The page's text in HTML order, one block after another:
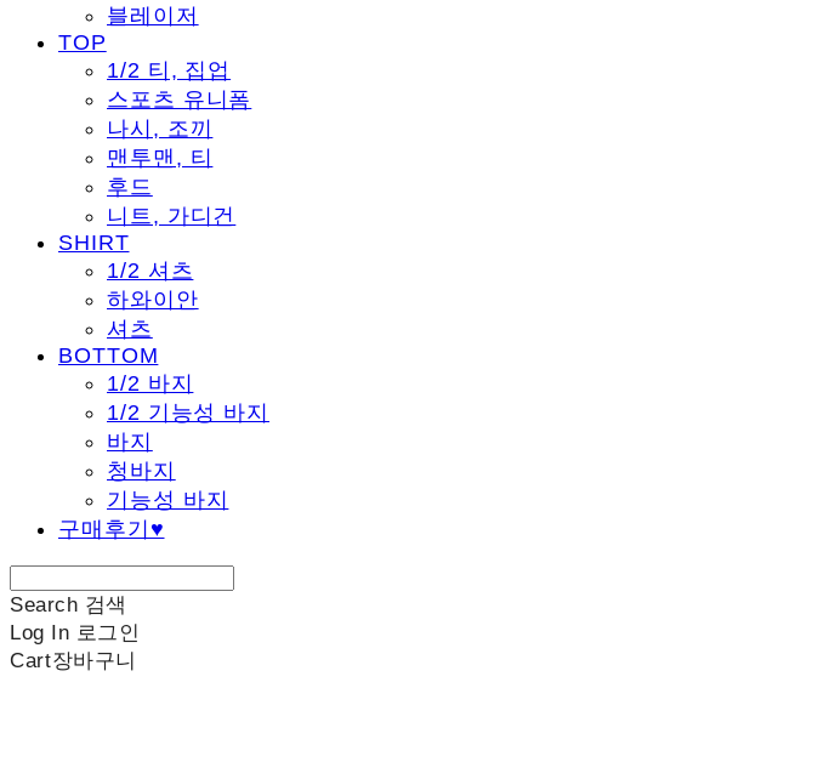
블레이저
TOP
1/2 티, 집업
스포츠 유니폼
나시, 조끼
맨투맨, 티
후드
니트, 가디건
SHIRT
1/2 셔츠
하와이안
셔츠
BOTTOM
1/2 바지
1/2 기능성 바지
바지
청바지
기능성 바지
구매후기♥
Search 검색
Log In 로그인
Cart장바구니